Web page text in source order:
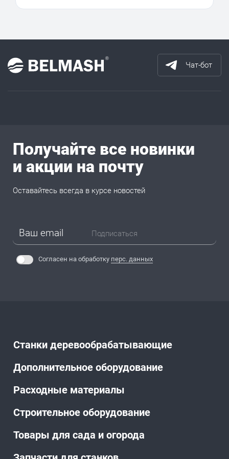
Чат-бот
Станки деревообрабатывающие
Дополнительное оборудование
Расходные материалы
Строительное оборудование
Товары для сада и огорода
Получайте все новинки
и акции на почту
Оставайтесь всегда в курсе новостей
Подписаться
Согласен на обработку перс. данных